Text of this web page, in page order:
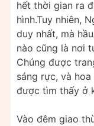
hết thời gian ra
hình.Tuy nhiên,
duy nhất, mà
nào cũng là nơi
Chúng được
sáng rực, và
được tìm thấy ở
Vào đêm giao